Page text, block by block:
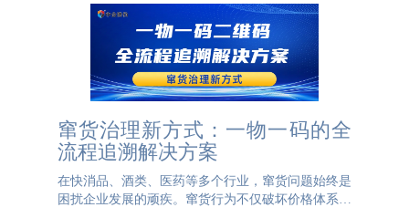
窜货治理新方式：一物一码的全
流程追溯解决方案
在快消品、酒类、医药等多个行业，窜货问题始终是
困扰企业发展的顽疾。窜货行为不仅破坏价格体系、